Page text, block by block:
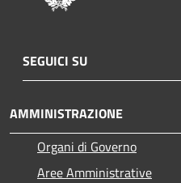
SEGUICI SU
AMMINISTRAZIONE
Organi di Governo
Aree Amministrative